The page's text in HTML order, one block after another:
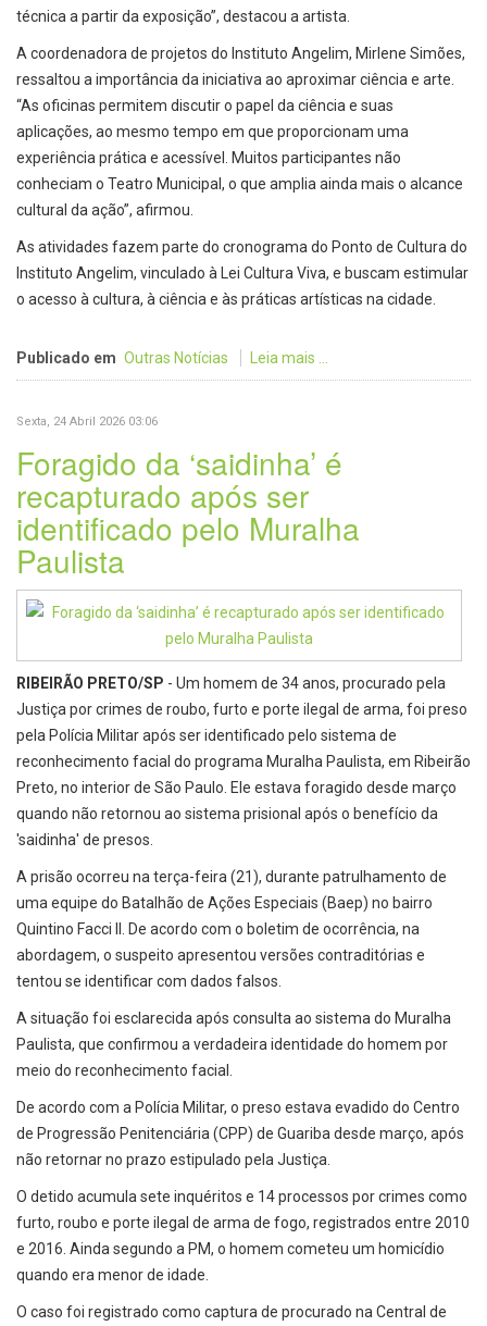
técnica a partir da exposição”, destacou a artista.
A coordenadora de projetos do Instituto Angelim, Mirlene Simões,
ressaltou a importância da iniciativa ao aproximar ciência e arte.
“As oficinas permitem discutir o papel da ciência e suas
aplicações, ao mesmo tempo em que proporcionam uma
experiência prática e acessível. Muitos participantes não
conheciam o Teatro Municipal, o que amplia ainda mais o alcance
cultural da ação”, afirmou.
As atividades fazem parte do cronograma do Ponto de Cultura do
Instituto Angelim, vinculado à Lei Cultura Viva, e buscam estimular
o acesso à cultura, à ciência e às práticas artísticas na cidade.
Publicado em Outras Notícias Leia mais ...
Sexta, 24 Abril 2026 03:06
Foragido da ‘saidinha’ é
recapturado após ser
identificado pelo Muralha
Paulista
RIBEIRÃO PRETO/SP - Um homem de 34 anos, procurado pela
Justiça por crimes de roubo, furto e porte ilegal de arma, foi preso
pela Polícia Militar após ser identificado pelo sistema de
reconhecimento facial do programa Muralha Paulista, em Ribeirão
Preto, no interior de São Paulo. Ele estava foragido desde março
quando não retornou ao sistema prisional após o benefício da
'saidinha' de presos.
A prisão ocorreu na terça-feira (21), durante patrulhamento de
uma equipe do Batalhão de Ações Especiais (Baep) no bairro
Quintino Facci II. De acordo com o boletim de ocorrência, na
abordagem, o suspeito apresentou versões contraditórias e
tentou se identificar com dados falsos.
A situação foi esclarecida após consulta ao sistema do Muralha
Paulista, que confirmou a verdadeira identidade do homem por
meio do reconhecimento facial.
De acordo com a Polícia Militar, o preso estava evadido do Centro
de Progressão Penitenciária (CPP) de Guariba desde março, após
não retornar no prazo estipulado pela Justiça.
O detido acumula sete inquéritos e 14 processos por crimes como
furto, roubo e porte ilegal de arma de fogo, registrados entre 2010
e 2016. Ainda segundo a PM, o homem cometeu um homicídio
quando era menor de idade.
O caso foi registrado como captura de procurado na Central de